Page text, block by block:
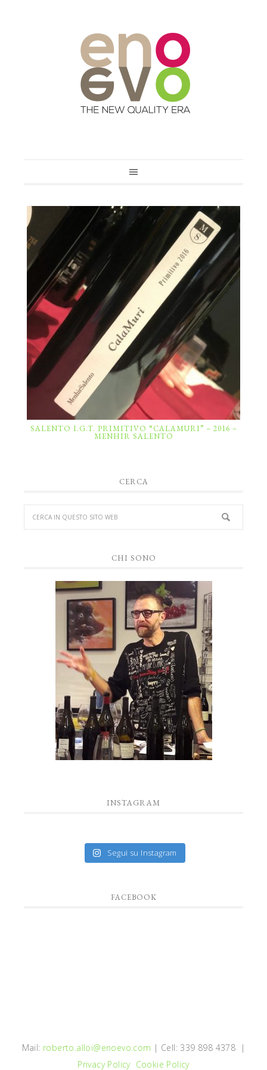
SALENTO I.G.T. PRIMITIVO “CALAMURI” – 2016 –
MENHIR SALENTO
CERCA
CHI SONO
INSTAGRAM
Segui su Instagram
FACEBOOK
Mail: roberto.alloi@enoevo.com | Cell: 339 898 4378 |
Privacy Policy Cookie Policy